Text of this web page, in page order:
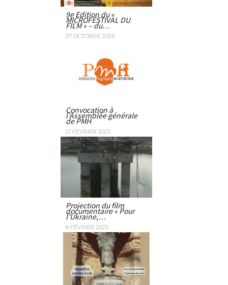
9e Edition du «
MICROFESTIVAL DU
FILM » – du…
27 OCTOBRE 2025
Convocation à
l’Assemblée générale
de PMH
21 FÉVRIER 2025
Projection du film
documentaire « Pour
l’Ukraine,…
6 FÉVRIER 2025